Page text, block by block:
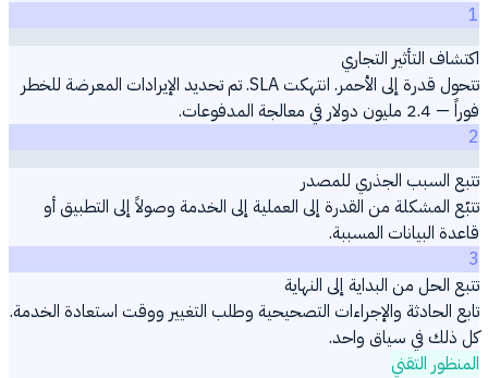
1
اكتشاف التأثير التجاري
تتحول قدرة إلى الأحمر. انتهكت SLA. تم تحديد الإيرادات المعرضة للخطر
فوراً — 2.4 مليون دولار في معالجة المدفوعات.
2
تتبع السبب الجذري للمصدر
تتبّع المشكلة من القدرة إلى العملية إلى الخدمة وصولاً إلى التطبيق أو
قاعدة البيانات المسببة.
3
تتبع الحل من البداية إلى النهاية
تابع الحادثة والإجراءات التصحيحية وطلب التغيير ووقت استعادة الخدمة.
كل ذلك في سياق واحد.
المنظور التقني